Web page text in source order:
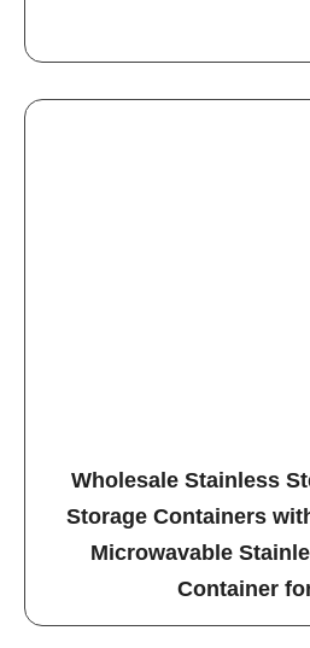
Wholesale Stainless
Storage Containers
Microwavable
Container